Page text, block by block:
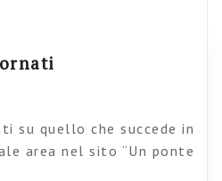
su quello che succede in
area nel sito “Un ponte